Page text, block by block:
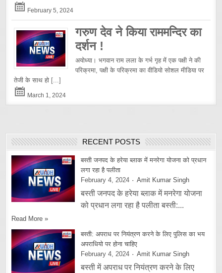
February 5, 2024
गरुण देव ने किया राममन्दिर का
दर्शन !
अयोध्या। भगवान राम लला के गर्भ गृह में एक पक्षी ने की
परिक्रमा, पक्षी के परिक्रमा का वीडियो सोशल मीडिया पर
तेजी के साथ हो [...]
March 1, 2024
RECENT POSTS
बस्ती जनपद के हरेया ब्लाक में मनरेगा योजना को प्रधान
लगा रहा है पलीता
February 4, 2024
Amit Kumar Singh
बस्ती जनपद के हरेया ब्लाक में मनरेगा योजना
को प्रधान लगा रहा है पलीता बस्ती:...
Read More »
बस्ती: अपराध पर नियंत्रण करने के लिए पुलिस का भय
अपराधियो पर होना चाहिए
February 4, 2024
Amit Kumar Singh
बस्ती में अपराध पर नियंत्रण करने के लिए